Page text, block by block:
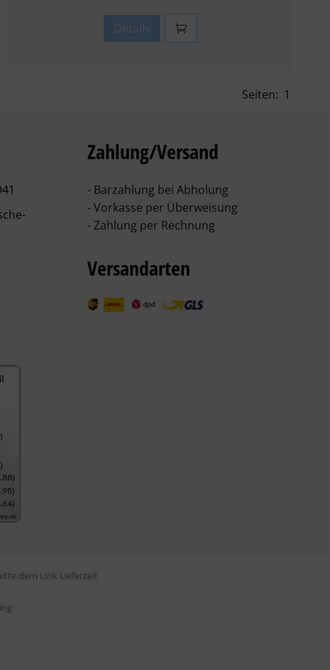
Details
Seiten: 1
Zahlung/Versand
- Barzahlung bei Abholung
- Vorkasse per Überweisung
- Zahlung per Rechnung
Versandarten
dem Link Lieferzeit